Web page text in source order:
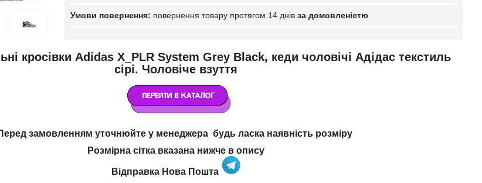
повернення товару протягом 14 днів за домовленістю
кросівки Adidas X_PLR System Grey Black, кеди чоловічі Адідас текстиль
сірі. Чоловіче взуття
замовленням уточнюйте у менеджера будь ласка наявність розміру
Розмірна сітка вказана нижче в опису
Відправка Нова Пошта